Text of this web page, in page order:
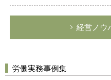
経営ノウ
労働実務事例集